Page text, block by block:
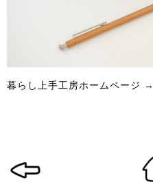
暮らし上手工房ホームページ →